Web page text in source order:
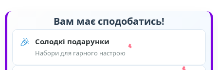
Вам має сподобатись!
🎉 Солодкі подарунки
Набори для гарного настрою